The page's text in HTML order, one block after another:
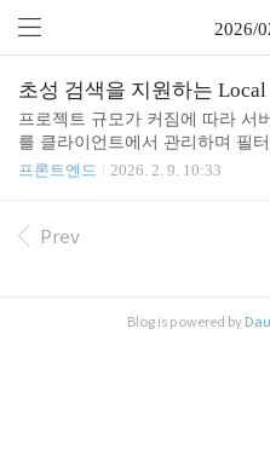
2026/
초성 검색을 지원하는
프로젝트 규모가 커짐에 따라 서
를 클라이언트에서 관리하며 필
특히 한국어 서비스에서는 사용
환경에 영향을 받지 않는 독립적
하여 초성 검색 등 한국어 특화
프론트엔드 2026. 2. 9. 10:33
Prev
Blog is powered by